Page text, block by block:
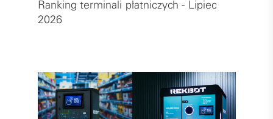
Ranking terminali płatniczych - Lipiec
2026